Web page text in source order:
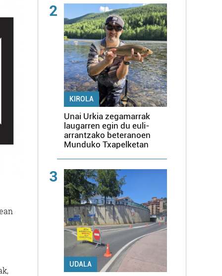
2
KIROLA
Unai Urkia zegamarrak
laugarren egin du euli-
arrantzako beteranoen
Munduko Txapelketan
3
UDALA